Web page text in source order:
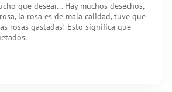
que desear... Hay muchos desechos,
la rosa es de mala calidad, tuve que
rosas gastadas! Esto significa que